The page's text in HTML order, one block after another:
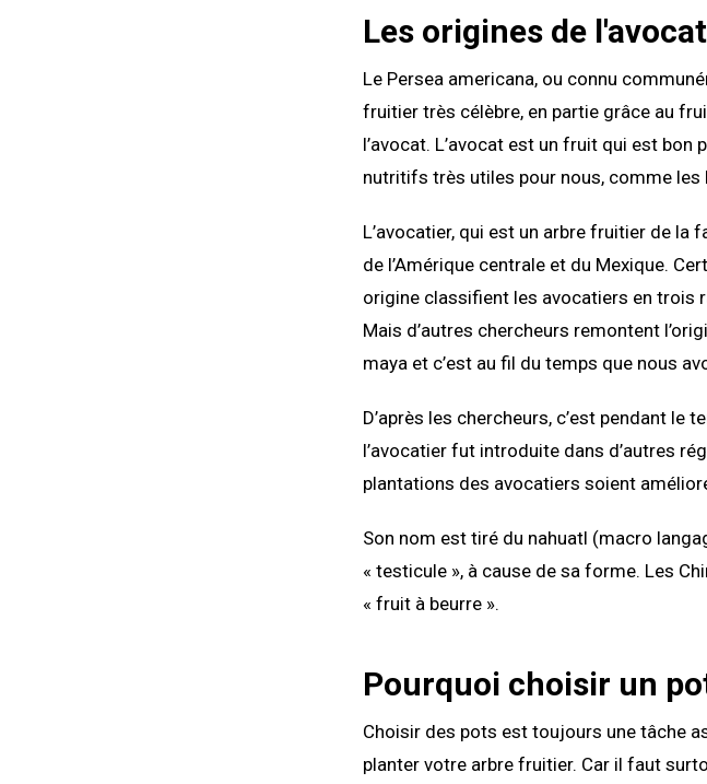
Les origines de
Le Persea americana, ou connu
fruitier très célèbre, en partie grâce au
l’avocat. L’avocat est un fruit qui est
nutritifs très utiles pour nous, comme les
L’avocatier, qui est un arbre fruitier de la
de l’Amérique centrale et du Mexique.
origine classifient les avocatiers en trois
Mais d’autres chercheurs remontent
maya et c’est au fil du temps que nous
D’après les chercheurs, c’est pendant le
l’avocatier fut introduite dans d’autres
plantations des avocatiers soient
Son nom est tiré du nahuatl (macro
« testicule », à cause de sa forme. Les
« fruit à beurre ».
Pourquoi choisir un
Choisir des pots est toujours une tâche
planter votre arbre fruitier. Car il faut